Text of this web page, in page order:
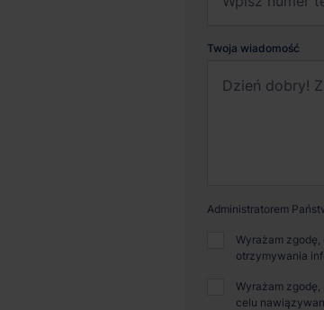
Twoja wiadomość
Administratorem
Wyrażam
otrzymywania
Wyrażam
celu